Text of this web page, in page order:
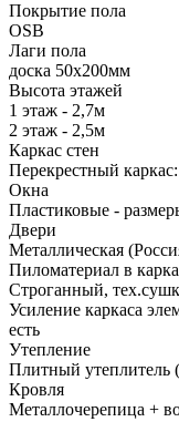
Покрытие пола
ОSB
Лаги пола
доска 50х200мм
Высота этажей
1 этаж - 2,7м
2 этаж - 2,5м
Каркас стен
Перекрестный
Окна
Пластиковые -
Двери
Металлическая
Пиломатериал в
Строганный,
Усиление каркаса
есть
Утепление
Плитный утеплитель
Кровля
Металлочерепица +